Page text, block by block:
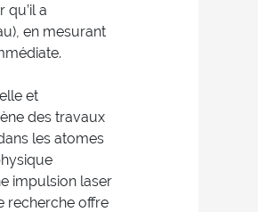
a
en mesurant
et
des travaux
les atomes
impulsion laser
recherche offre